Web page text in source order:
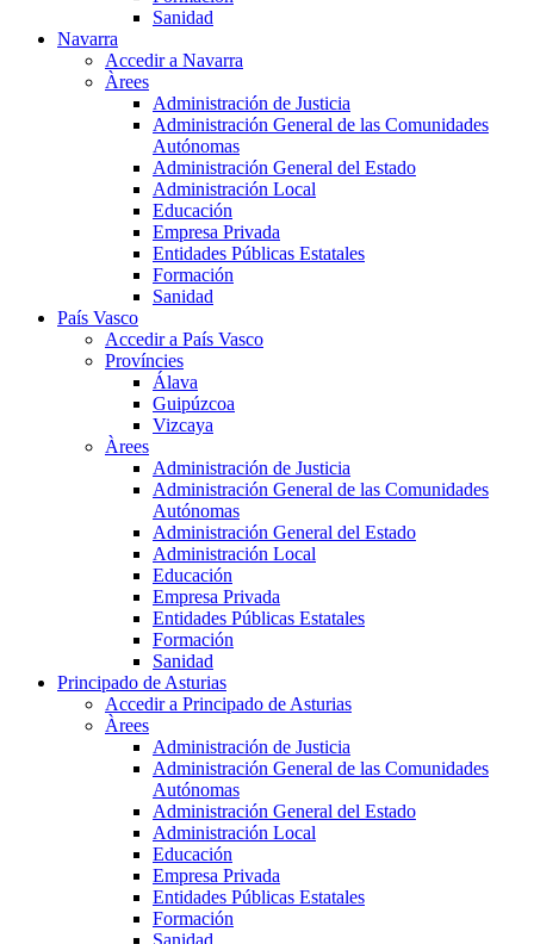
Sanidad
Navarra
Accedir a Navarra
Àrees
Administración de Justicia
Administración General de las Comunidades
Autónomas
Administración General del Estado
Administración Local
Educación
Empresa Privada
Entidades Públicas Estatales
Formación
Sanidad
País Vasco
Accedir a País Vasco
Províncies
Álava
Guipúzcoa
Vizcaya
Àrees
Administración de Justicia
Administración General de las Comunidades
Autónomas
Administración General del Estado
Administración Local
Educación
Empresa Privada
Entidades Públicas Estatales
Formación
Sanidad
Principado de Asturias
Accedir a Principado de Asturias
Àrees
Administración de Justicia
Administración General de las Comunidades
Autónomas
Administración General del Estado
Administración Local
Educación
Empresa Privada
Entidades Públicas Estatales
Formación